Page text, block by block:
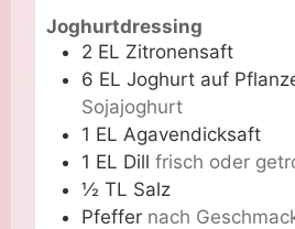
Joghurtdressing
2 EL Zitronensaft
6 EL Joghurt auf
Sojajoghurt
1 EL Agavendicksaft
1 EL Dill frisch oder
½ TL Salz
Pfeffer nach